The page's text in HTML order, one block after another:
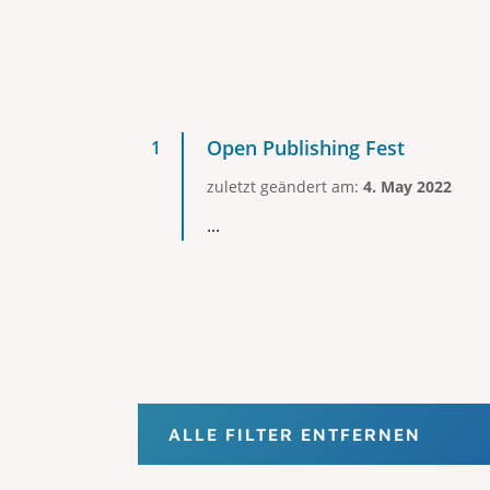
Open Publishing Fest
zuletzt geändert am: 4. May 2022
...
ALLE FILTER ENTFERNEN